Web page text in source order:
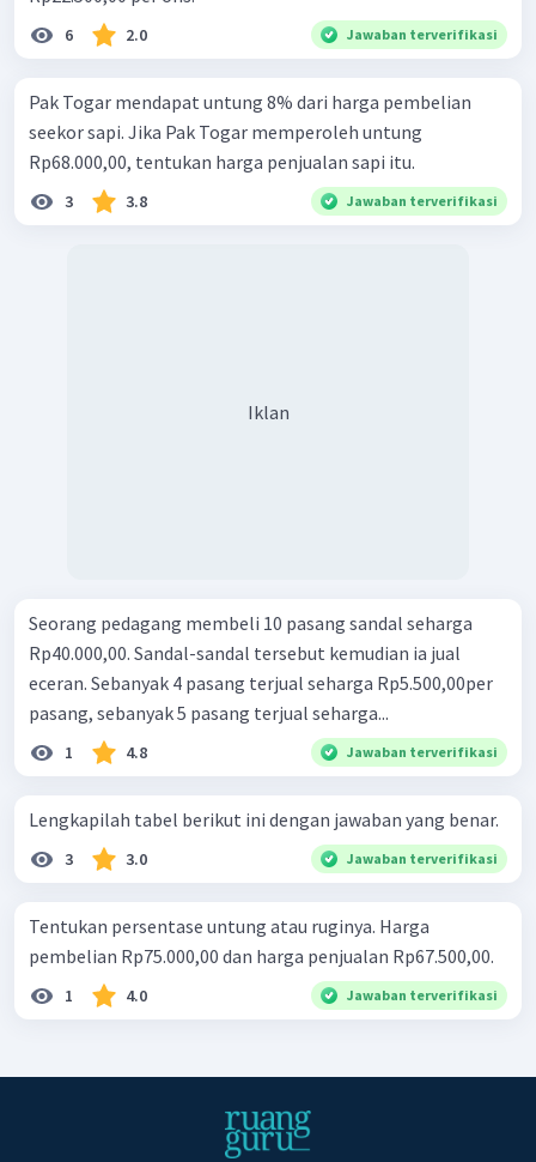
6 2.0 Jawaban terverifikasi
Pak Togar mendapat untung 8% dari harga pembelian
seekor sapi. Jika Pak Togar memperoleh untung
Rp68.000,00, tentukan harga penjualan sapi itu.
3 3.8 Jawaban terverifikasi
Iklan
Seorang pedagang membeli 10 pasang sandal seharga
Rp40.000,00. Sandal-sandal tersebut kemudian ia jual
eceran. Sebanyak 4 pasang terjual seharga Rp5.500,00per
pasang, sebanyak 5 pasang terjual seharga...
1 4.8 Jawaban terverifikasi
Lengkapilah tabel berikut ini dengan jawaban yang benar.
3 3.0 Jawaban terverifikasi
Tentukan persentase untung atau ruginya. Harga
pembelian Rp75.000,00 dan harga penjualan Rp67.500,00.
1 4.0 Jawaban terverifikasi